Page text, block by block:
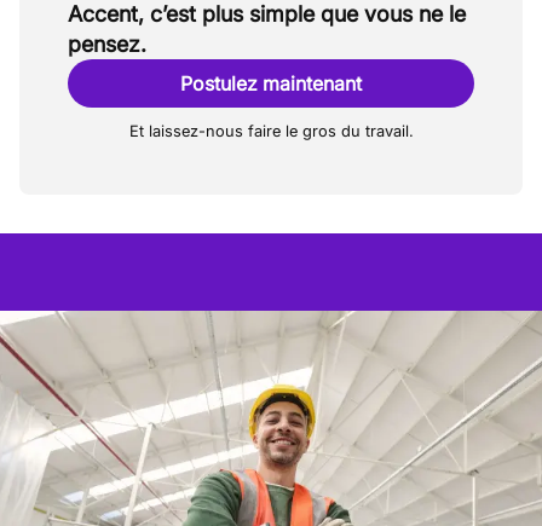
Accent, c’est plus simple que vous ne le
pensez.
Postulez maintenant
Et laissez-nous faire le gros du travail.